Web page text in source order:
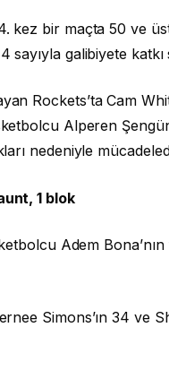
kez bir maçta 50 ve
galibiyete katkı
Rockets’ta Cam
Alperen
nedeniyle
1 blok
Adem Bona’nın
Simons’ın 34 ve